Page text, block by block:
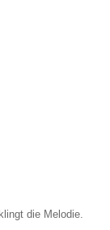
die Melodie.